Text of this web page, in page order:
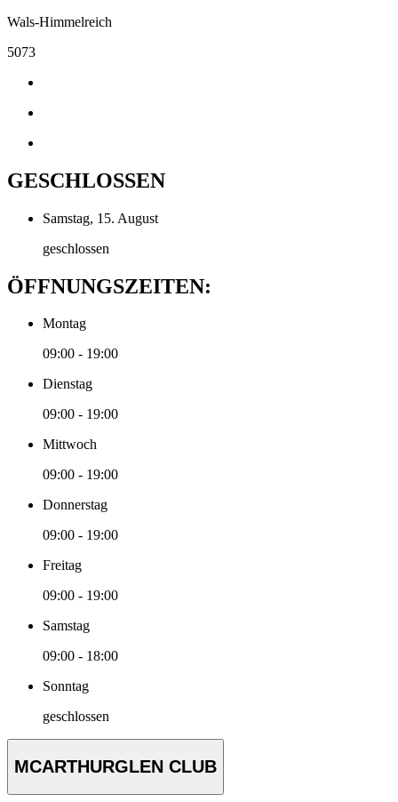
Wals-Himmelreich
5073
GESCHLOSSEN
Samstag, 15. August
geschlossen
ÖFFNUNGSZEITEN:
Montag
09:00 - 19:00
Dienstag
09:00 - 19:00
Mittwoch
09:00 - 19:00
Donnerstag
09:00 - 19:00
Freitag
09:00 - 19:00
Samstag
09:00 - 18:00
Sonntag
geschlossen
MCARTHURGLEN CLUB